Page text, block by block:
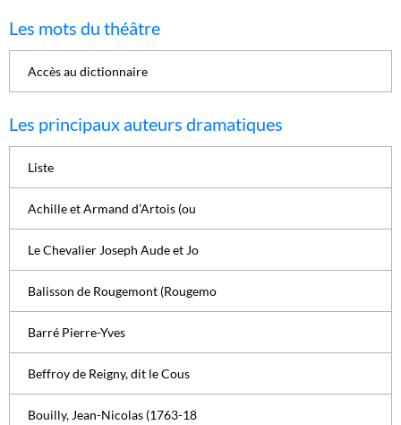
Les mots du théâtre
Accès au dictionnaire
Les principaux auteurs dramatiques
Liste
Achille et Armand d’Artois (ou
Le Chevalier Joseph Aude et Jo
Balisson de Rougemont (Rougemo
Barré Pierre-Yves
Beffroy de Reigny, dit le Cous
Bouilly, Jean-Nicolas (1763-18